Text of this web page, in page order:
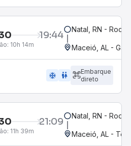
19:44
10h 14m
Natal, RN -
Maceió, AL -
ac_unit wc
Embarque
direto
21:09
11h 39m
Natal, RN -
Maceió, AL -